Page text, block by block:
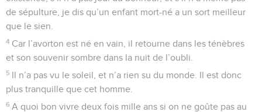
de sépulture, je dis qu’un enfant mort-né a un sort meilleur
que le sien.
4 Car l’avorton est né en vain, il retourne dans les ténèbres
et son souvenir sombre dans la nuit de l’oubli.
5 Il n’a pas vu le soleil, et n’a rien su du monde. Il est donc
plus tranquille que cet homme.
6 A quoi bon vivre deux fois mille ans si on ne goûte pas au